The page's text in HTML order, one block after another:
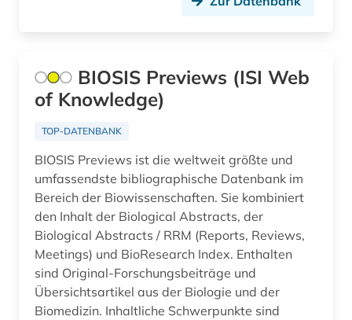
artik (1)
artusepik (1)
arzneimittelrezeptor (1)
arzneistoffe (1)
asien (5)
asienwissenschaften (4)
assisi (1)
BIOSIS Previews (ISI Web
of Knowledge)
TOP-DATENBANK
BIOSIS Previews ist die weltweit größte und
umfassendste bibliographische Datenbank im
Bereich der Biowissenschaften. Sie kombiniert
den Inhalt der Biological Abstracts, der
Biological Abstracts / RRM (Reports, Reviews,
Meetings) und BioResearch Index. Enthalten
sind Original-Forschungsbeiträge und
Übersichtsartikel aus der Biologie und der
Biomedizin. Inhaltliche Schwerpunkte sind